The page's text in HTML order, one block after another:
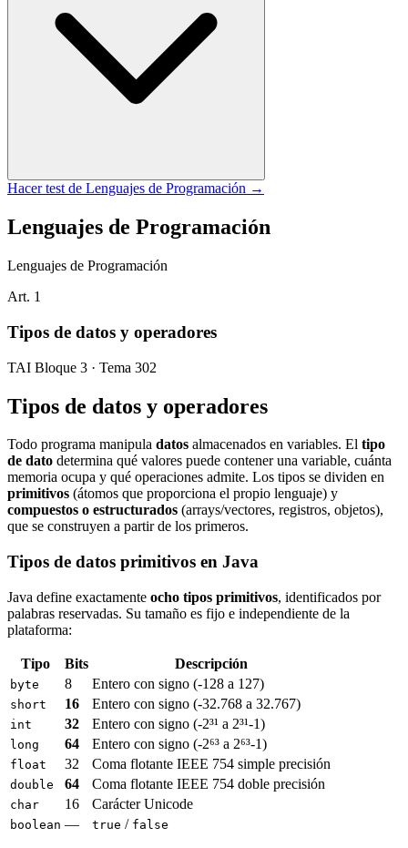
Hacer test de Lenguajes de Programación →
Lenguajes de Programación
Lenguajes de Programación
Art. 1
Tipos de datos y operadores
TAI Bloque 3 · Tema 302
Tipos de datos y operadores
Todo programa manipula datos almacenados en variables. El tipo
de dato determina qué valores puede contener una variable, cuánta
memoria ocupa y qué operaciones admite. Los tipos se dividen en
primitivos (átomos que proporciona el propio lenguaje) y
compuestos o estructurados (arrays/vectores, registros, objetos),
que se construyen a partir de los primeros.
Tipos de datos primitivos en Java
Java define exactamente ocho tipos primitivos, identificados por
palabras reservadas. Su tamaño es fijo e independiente de la
plataforma:
Tipo Bits Descripción
byte 8 Entero con signo (-128 a 127)
short 16 Entero con signo (-32.768 a 32.767)
int 32 Entero con signo (-2³¹ a 2³¹-1)
long 64 Entero con signo (-2⁶³ a 2⁶³-1)
float 32 Coma flotante IEEE 754 simple precisión
double 64 Coma flotante IEEE 754 doble precisión
char 16 Carácter Unicode
boolean — true / false